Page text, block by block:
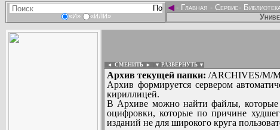
«И» «ИЛИ»
◄- Главная - Сервис-
◄ СМЕНИТЬ ► ▼ РАЗВЕРНУТЬ ▼
Архив текущей папки: /ARCHIVES/M/
Архив формируется сервером
кириллицей.
В Архиве можно найти файлы, которые
оцифровки, которые по причине
изданий не для широкого круга